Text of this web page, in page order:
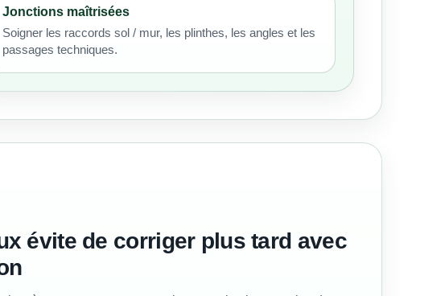
Jonctions maîtrisées
Soigner les raccords sol / mur, les plinthes, les angles et les
passages techniques.
évite de corriger plus tard avec